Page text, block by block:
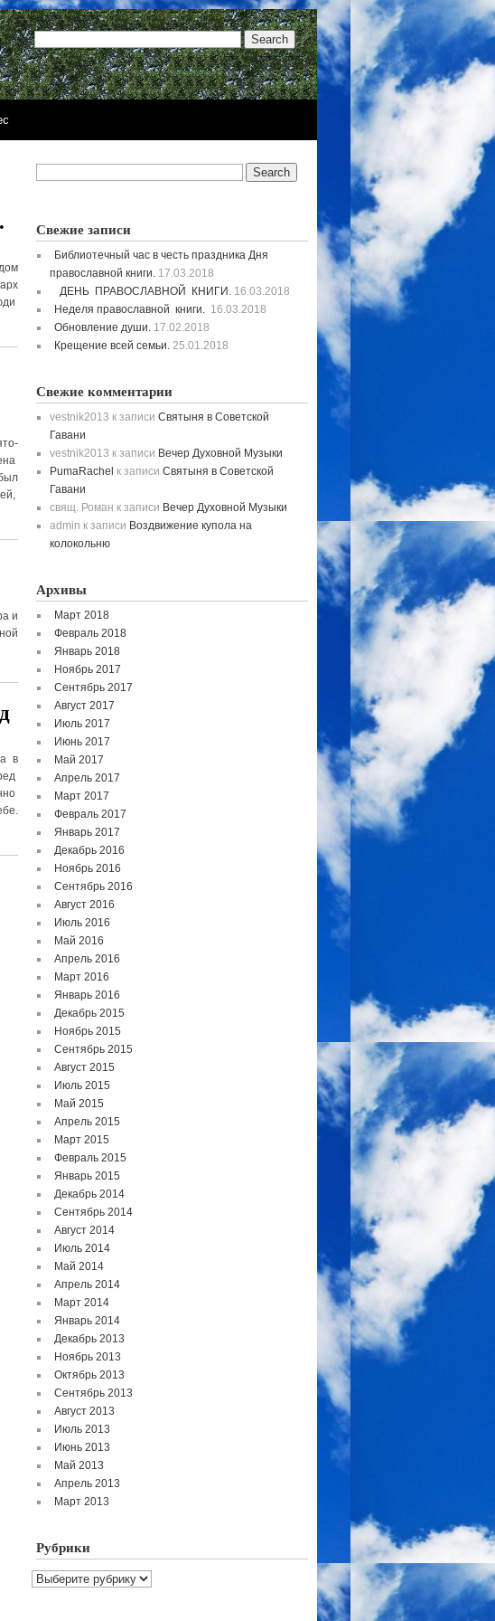
и
в
Свежие записи
Библиотечный час в честь праздника Дня
православной книги. 17.03.2018
ДЕНЬ ПРАВОСЛАВНОЙ КНИГИ. 16.03.2018
Неделя православной книги. 16.03.2018
Обновление души. 17.02.2018
Крещение всей семьи. 25.01.2018
Свежие комментарии
vestnik2013 к записи Святыня в Советской
Гавани
vestnik2013 к записи Вечер Духовной Музыки
PumaRachel к записи Святыня в Советской
Гавани
свящ. Роман к записи Вечер Духовной Музыки
admin к записи Воздвижение купола на
колокольню
Архивы
Март 2018
Февраль 2018
Январь 2018
Ноябрь 2017
Сентябрь 2017
Август 2017
Июль 2017
Июнь 2017
Май 2017
Апрель 2017
Март 2017
Февраль 2017
Январь 2017
Декабрь 2016
Ноябрь 2016
Сентябрь 2016
Август 2016
Июль 2016
Май 2016
Апрель 2016
Март 2016
Январь 2016
Декабрь 2015
Ноябрь 2015
Сентябрь 2015
Август 2015
Июль 2015
Май 2015
Апрель 2015
Март 2015
Февраль 2015
Январь 2015
Декабрь 2014
Сентябрь 2014
Август 2014
Июль 2014
Май 2014
Апрель 2014
Март 2014
Январь 2014
Декабрь 2013
Ноябрь 2013
Октябрь 2013
Сентябрь 2013
Август 2013
Июль 2013
Июнь 2013
Май 2013
Апрель 2013
Март 2013
Рубрики
Рубрики